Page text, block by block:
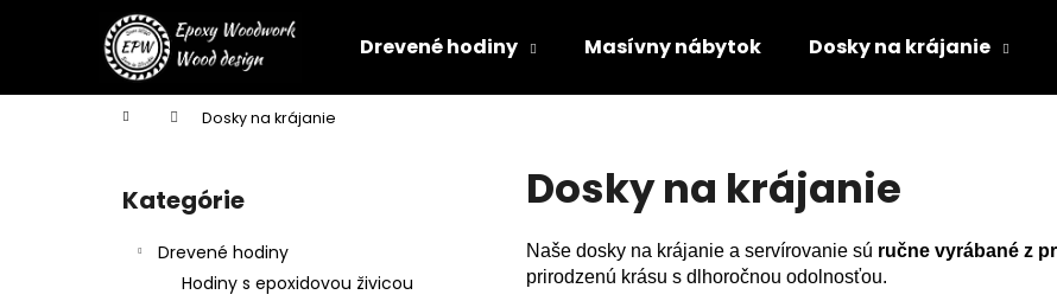
Drevené hodiny Masívny nábytok Dosky na krájanie
Domov Dosky na krájanie
Preskočiť
kategórie
Kategórie
Drevené hodiny
Hodiny s epoxidovou živicou
Dosky na krájanie
Naše dosky na krájanie a servírovanie sú ručne vyrábané z
prirodzenú krásu s dlhoročnou odolnosťou.
í
Späť
do
Späť
do